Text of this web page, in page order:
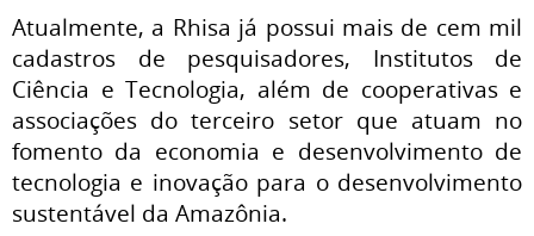
Atualmente, a Rhisa já possui mais de cem mil
cadastros de pesquisadores, Institutos de
Ciência e Tecnologia, além de cooperativas e
associações do terceiro setor que atuam no
fomento da economia e desenvolvimento de
tecnologia e inovação para o desenvolvimento
sustentável da Amazônia.